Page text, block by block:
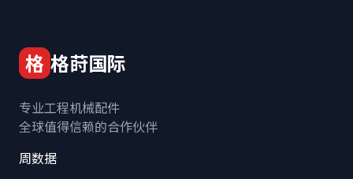
格 格莳国际
专业工程机械配件
全球值得信赖的合作伙伴
周数据